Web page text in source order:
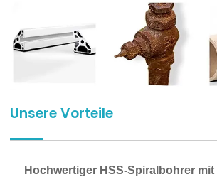
Unsere Vorteile
Hochwertiger HSS-Spiralbohrer mit